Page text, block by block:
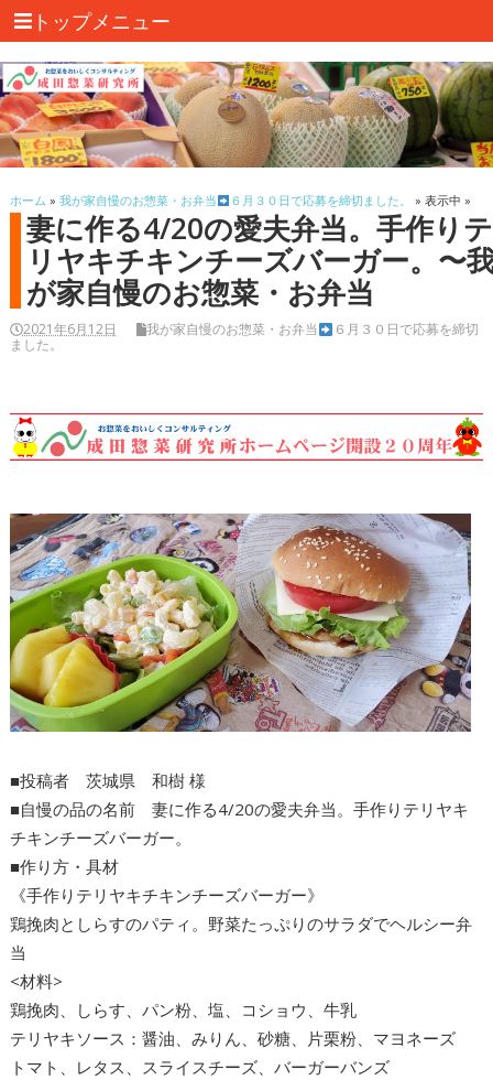
トップメニュー
ホーム » 我が家自慢のお惣菜・お弁当 ６月３０日で応募を締切ました。 » 表示中 »
妻に作る4/20の愛夫弁当。手作りテ
リヤキチキンチーズバーガー。〜
が家自慢のお惣菜・お弁当
2021年6月12日 我が家自慢のお惣菜・お弁当
６月３０日で応募を締切
ました。
■投稿者 茨城県 和樹 様
■自慢の品の名前 妻に作る4/20の愛夫弁当。手作りテリヤキ
チキンチーズバーガー。
■作り方・具材
《手作りテリヤキチキンチーズバーガー》
鶏挽肉としらすのパティ。野菜たっぷりのサラダでヘルシー弁
当
<材料>
鶏挽肉、しらす、パン粉、塩、コショウ、牛乳
テリヤキソース：醤油、みりん、砂糖、片栗粉、マヨネーズ
トマト、レタス、スライスチーズ、バーガーバンズ